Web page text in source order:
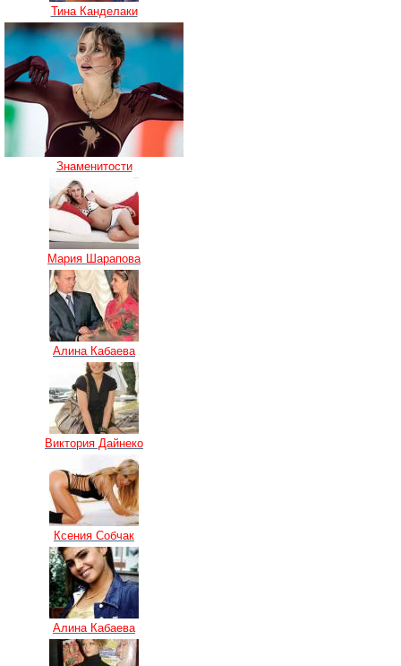
Тина Канделаки
Знаменитости
Мария Шарапова
Алина Кабаева
Виктория Дайнеко
Ксения Собчак
Алина Кабаева